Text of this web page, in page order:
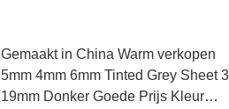
Gemaakt in China Warm verkopen
5mm 4mm 6mm Tinted Grey Sheet
19mm Donker Goede Prijs Kleur